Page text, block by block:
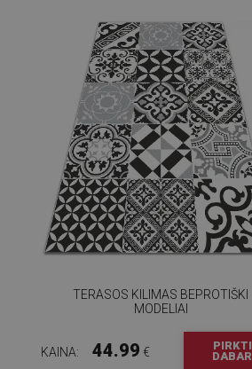
TERASOS KILIMAS BEPROTIŠKI
MODELIAI
KAINA: 44.99 €
PIRKTI
DABAR